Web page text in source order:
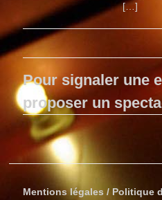
[…]
Pour signaler une
proposer un
Mentions légales / Politique